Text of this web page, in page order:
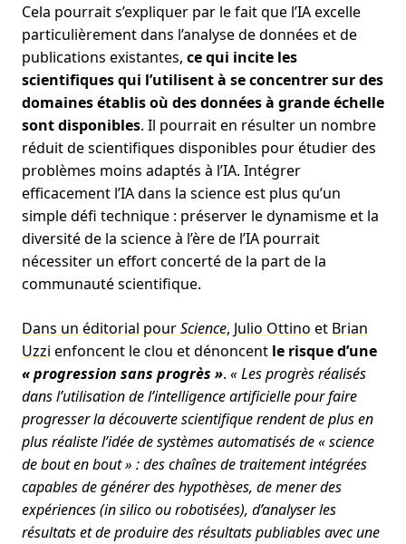
Cela pourrait s’expliquer par le fait que l’IA excelle
particulièrement dans l’analyse de données et de
publications existantes, ce qui incite les
scientifiques qui l’utilisent à se concentrer sur des
domaines établis où des données à grande échelle
sont disponibles. Il pourrait en résulter un nombre
réduit de scientifiques disponibles pour étudier des
problèmes moins adaptés à l’IA. Intégrer
efficacement l’IA dans la science est plus qu’un
simple défi technique : préserver le dynamisme et la
diversité de la science à l’ère de l’IA pourrait
nécessiter un effort concerté de la part de la
communauté scientifique.
Dans un éditorial pourScience, Julio Ottino et Brian
Uzzi enfoncent le clou et dénoncent le risque d’une
« progression sans progrès ». « Les progrès réalisés
dans l’utilisation de l’intelligence artificielle pour faire
progresser la découverte scientifique rendent de plus en
plus réaliste l’idée de systèmes automatisés de « science
de bout en bout » : des chaînes de traitement intégrées
capables de générer des hypothèses, de mener des
expériences (in silico ou robotisées), d’analyser les
résultats et de produire des résultats publiables avec une